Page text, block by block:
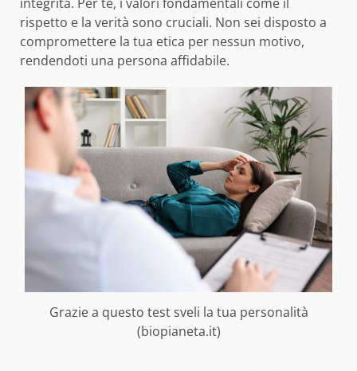
rispetto e la verità sono cruciali. Non sei disposto a
compromettere la tua etica per nessun motivo,
rendendoti una persona affidabile.
Grazie a questo test sveli la tua personalità
(biopianeta.it)